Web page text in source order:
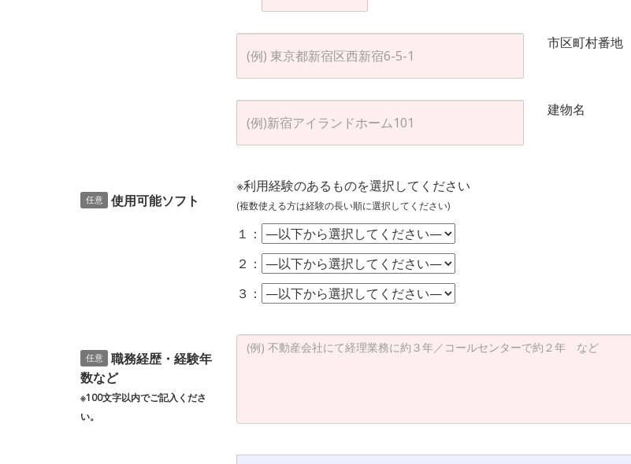
市区町村番地
建物名
任意 使用可能ソフト
※利用経験のあるものを選択してください
(複数使える方は経験の長い順に選択してください)
１：
２：
３：
任意
職務経歴・経験年
数など
※100文字以内でご記入くださ
い。